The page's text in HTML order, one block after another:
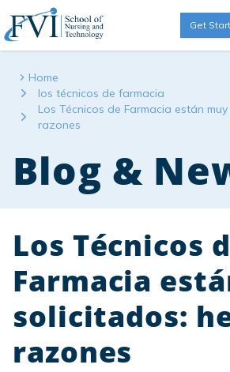
Skip to content
FVI School of Nursing
Get
Home
los técnicos de farmacia
Los Técnicos de Farmacia están
razones
Blog &
Los Técnicos
Farmacia
solicitados:
razones